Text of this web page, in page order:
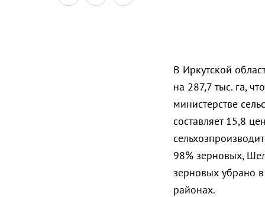
В Иркутской
на 287,7 тыс. га,
министерстве
составляет 15,8
98% зерновых,
зерновых убрано
районах.